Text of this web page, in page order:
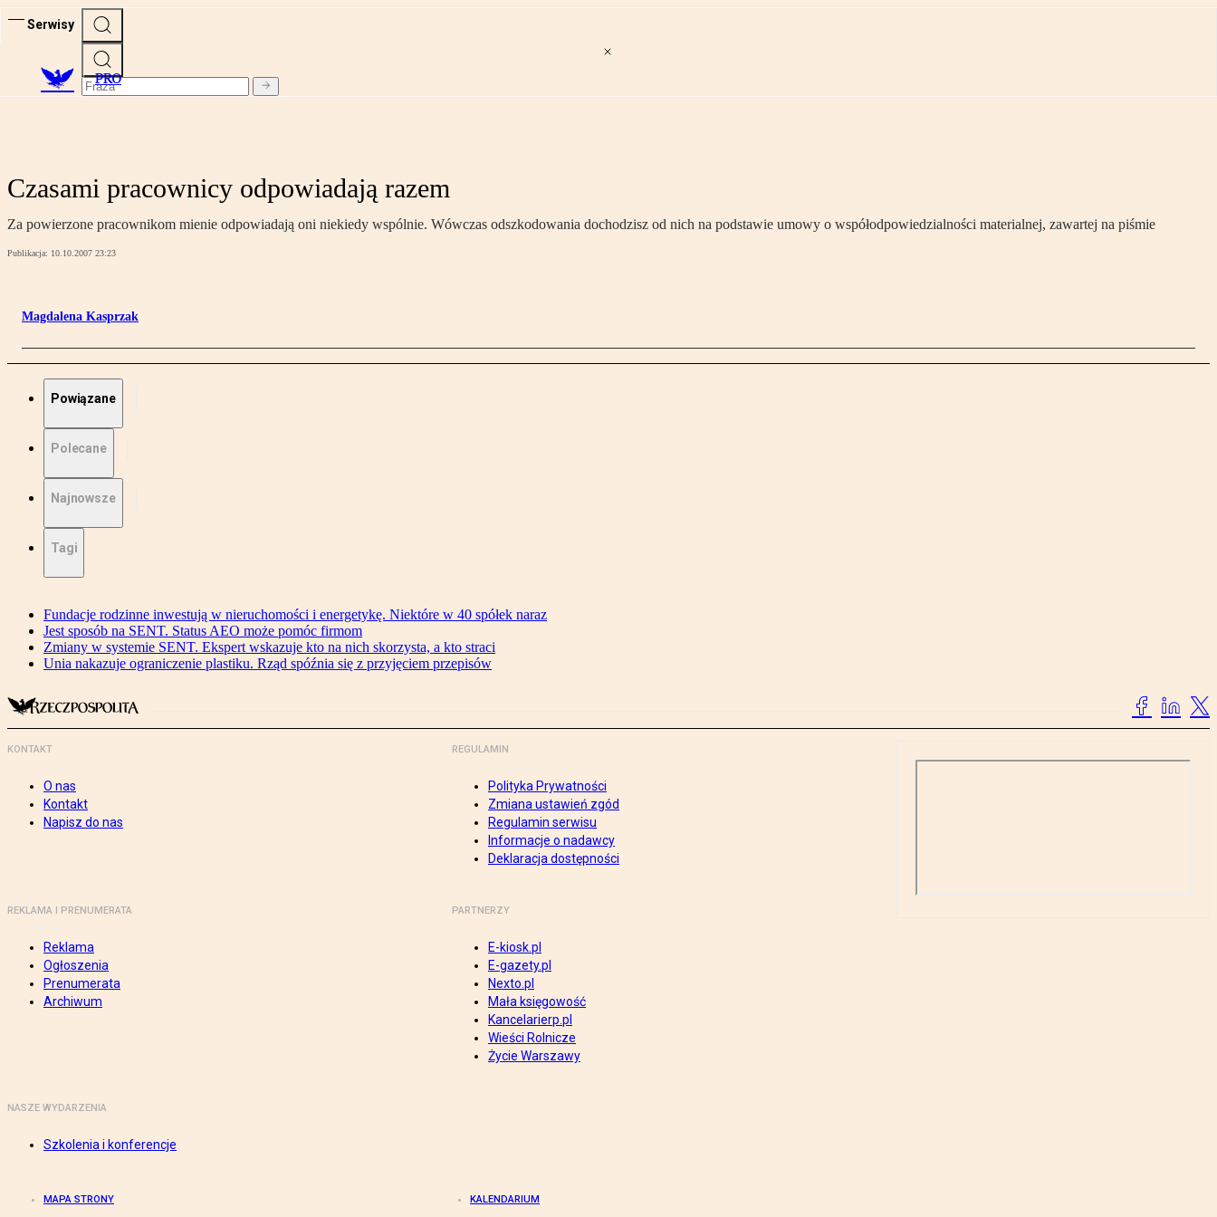
Serwisy
PRO
Czasami pracownicy odpowiadają razem
Za powierzone pracownikom mienie odpowiadają oni niekiedy wspólnie. Wówczas odszkodowania dochodzisz od nich na podstawie umowy o współodpowiedzialności materialnej, zawartej na piśmie
Publikacja: 10.10.2007 23:23
Magdalena Kasprzak
Powiązane
Polecane
Najnowsze
Tagi
Fundacje rodzinne inwestują w nieruchomości i energetykę. Niektóre w 40 spółek naraz
Jest sposób na SENT. Status AEO może pomóc firmom
Zmiany w systemie SENT. Ekspert wskazuje kto na nich skorzysta, a kto straci
Unia nakazuje ograniczenie plastiku. Rząd spóźnia się z przyjęciem przepisów
KONTAKT
O nas
Kontakt
Napisz do nas
REGULAMIN
Polityka Prywatności
Zmiana ustawień zgód
Regulamin serwisu
Informacje o nadawcy
Deklaracja dostępności
REKLAMA I PRENUMERATA
Reklama
Ogłoszenia
Prenumerata
Archiwum
PARTNERZY
E-kiosk.pl
E-gazety.pl
Nexto.pl
Mała księgowość
Kancelarierp.pl
Wieści Rolnicze
Życie Warszawy
NASZE WYDARZENIA
Szkolenia i konferencje
MAPA STRONY KALENDARIUM